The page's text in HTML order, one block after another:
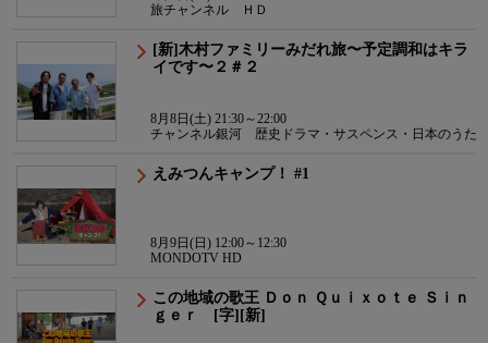
旅チャンネル ＨＤ
[新]木村ファミリーみだれ旅〜予定調和はキラ
イです〜２＃２
8月8日(土) 21:30～22:00
チャンネル銀河 歴史ドラマ・サスペンス・日本のうた
えみつんキャンプ！ #1
8月9日(日) 12:00～12:30
MONDOTV HD
この地域の歌王 Ｄｏｎ Ｑｕｉｘｏｔｅ Ｓｉｎ
ｇｅｒ [字][新]